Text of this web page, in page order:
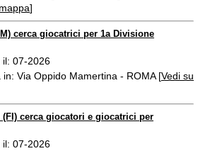
]
cerca giocatrici per 1a Divisione
il: 07-2026
Via Oppido Mamertina - ROMA [Vedi su
(FI) cerca giocatori e giocatrici per
il: 07-2026